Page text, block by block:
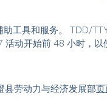
工具和服务。 TDD/
动开始前 48 小时，
县劳动力与经济发展部页